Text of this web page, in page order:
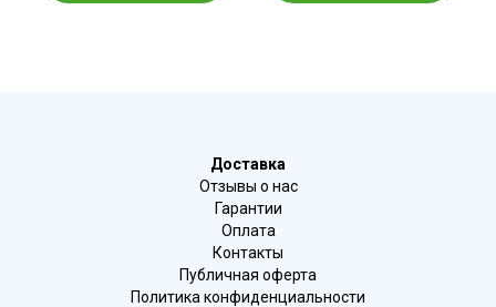
Доставка
Отзывы о нас
Гарантии
Оплата
Контакты
Публичная оферта
Политика конфиденциальности